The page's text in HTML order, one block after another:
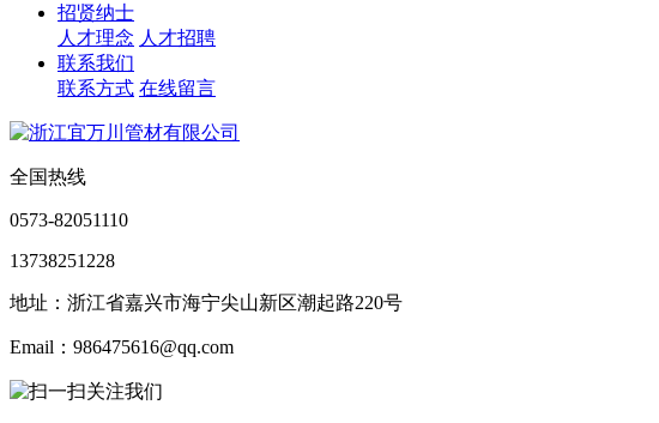
招贤纳士
人才理念 人才招聘
联系我们
联系方式 在线留言
全国热线
0573-82051110
13738251228
地址：浙江省嘉兴市海宁尖山新区潮起路220号
Email：986475616@qq.com